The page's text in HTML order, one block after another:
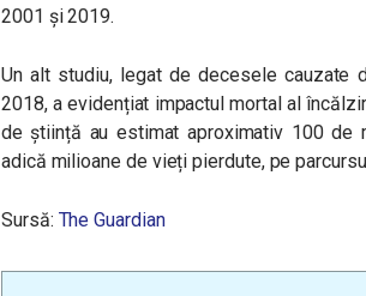
2001 și 2019.
Un alt studiu, legat de decesele cauzate
2018, a evidențiat impactul mortal al
de știință au estimat aproximativ 100 de
adică milioane de vieți pierdute, pe
Sursă: The Guardian